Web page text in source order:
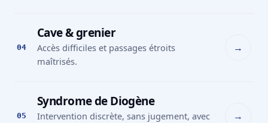
04
Cave & grenier
Accès difficiles et passages étroits
maîtrisés.
→
05
Syndrome de Diogène
Intervention discrète, sans jugement, avec
→